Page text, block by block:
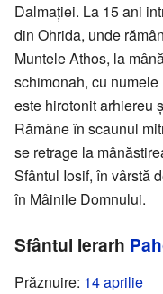
Dalmației. La 15 ani
din Ohrida, unde
Muntele Athos, la
schimonah, cu
este hirotonit arhiereu
Rămâne în scaunul
se retrage la
Sfântul Iosif, în vârstă
în Mâinile Domnului.
Sfântul Ierarh
Prăznuire: 14 aprilie